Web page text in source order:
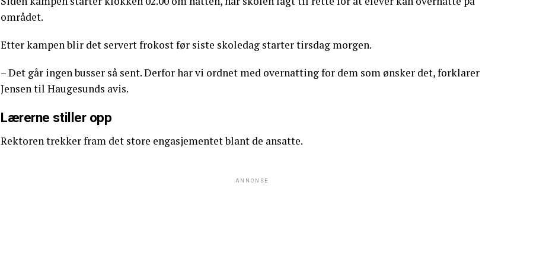
området.
Etter kampen blir det servert frokost før siste skoledag starter tirsdag morgen.
– Det går ingen busser så sent. Derfor har vi ordnet med overnatting for dem som ønsker det, forklarer
Jensen til Haugesunds avis.
Lærerne stiller opp
Rektoren trekker fram det store engasjementet blant de ansatte.
ANNONSE